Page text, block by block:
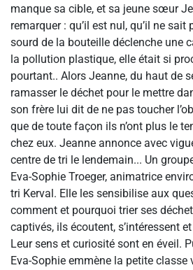
manque sa cible, et sa jeune sœur
remarquer : qu’il est nul, qu’il ne sait
sourd de la bouteille déclenche une
la pollution plastique, elle était si
pourtant.. Alors Jeanne, du haut de
ramasser le déchet pour le mettre
son frère lui dit de ne pas toucher
que de toute façon ils n’ont plus le
chez eux. Jeanne annonce avec
centre de tri le lendemain... Un
Eva-Sophie Troeger, animatrice
tri Kerval. Elle les sensibilise aux
comment et pourquoi trier ses
captivés, ils écoutent, s’intéressent
Leur sens et curiosité sont en éveil.
Eva-Sophie emmène la petite classe